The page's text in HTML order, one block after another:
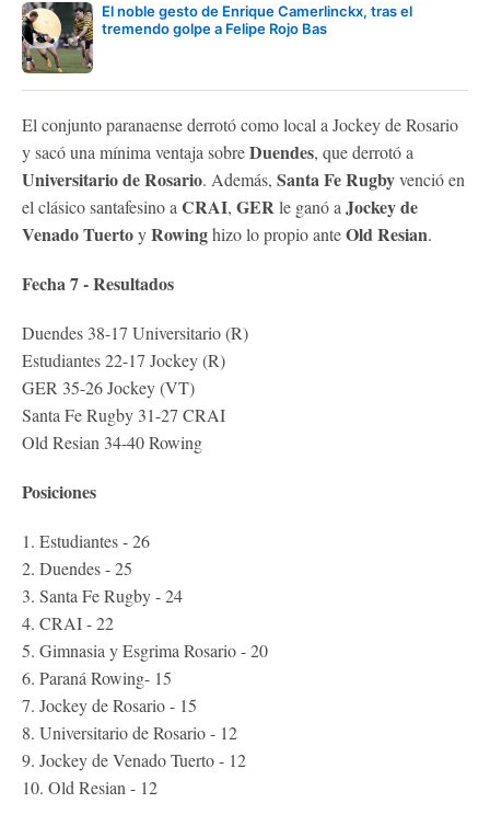
El noble gesto de Enrique Camerlinckx, tras el
tremendo golpe a Felipe Rojo Bas
El conjunto paranaense derrotó como local a Jockey de Rosario
y sacó una mínima ventaja sobreDuendes, que derrotó a
Universitario de Rosario. Además, Santa Fe Rugbyvenció en
el clásico santafesino a CRAI, GERle ganó a Jockey de
Venado TuertoyRowinghizo lo propio anteOld Resian.
Fecha 7 - Resultados
Duendes 38-17 Universitario (R)
Estudiantes 22-17 Jockey (R)
GER 35-26 Jockey (VT)
Santa Fe Rugby 31-27 CRAI
Old Resian 34-40 Rowing
Posiciones
1. Estudiantes - 26
2. Duendes - 25
3. Santa Fe Rugby - 24
4. CRAI - 22
5. Gimnasia y Esgrima Rosario - 20
6. Paraná Rowing- 15
7. Jockey de Rosario - 15
8. Universitario de Rosario - 12
9. Jockey de Venado Tuerto - 12
10. Old Resian - 12